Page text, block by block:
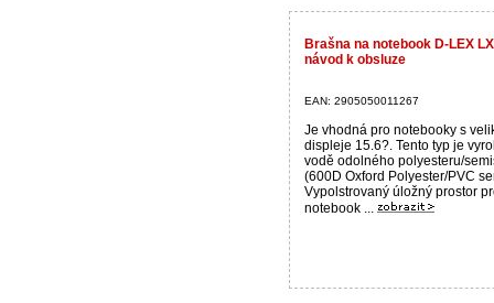
Brašna na notebook D-LEX
návod k obsluze
EAN: 2905050011267
Je vhodná pro notebooky s
displeje 15.6?. Tento typ je
vodě odolného polyesteru/
(600D Oxford Polyester/PVC
Vypolstrovaný úložný prostor
notebook ...